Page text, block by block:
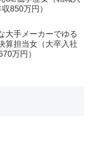
850万円）
大手メーカーでゆる
算担当女（大卒入社
万円）